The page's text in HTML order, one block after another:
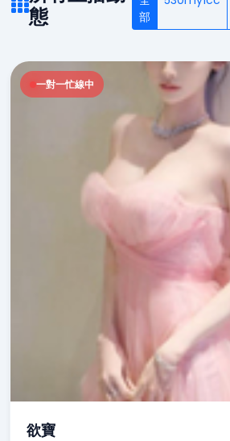
態
部
一對一忙線中
欲寶